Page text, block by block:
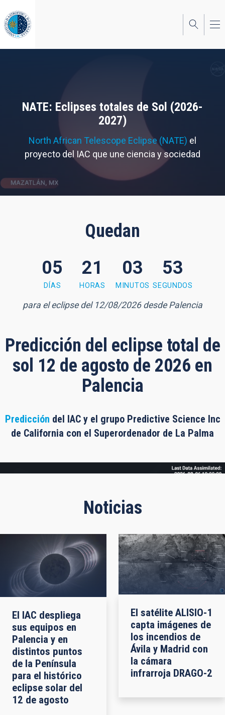
al
contenido
principal
NATE: Eclipses totales de Sol (2026-
2027)
North African Telescope Eclipse (NATE) el
proyecto del IAC que une ciencia y sociedad
Quedan
52 seconds
05
DÍAS
21
HORAS
03
MINUTOS
52
SEGUNDOS
para el eclipse del 12/08/2026 desde Palencia
Predicción del eclipse total de
sol 12 de agosto de 2026 en
Palencia
Predicción del IAC y el grupo Predictive Science Inc
de California con el Superordenador de La Palma
Noticias
El IAC despliega
sus equipos en
Palencia y en
distintos puntos
de la Península
para el histórico
eclipse solar del
12 de agosto
El satélite ALISIO-1
capta imágenes de
los incendios de
Ávila y Madrid con
la cámara
infrarroja DRAGO-2